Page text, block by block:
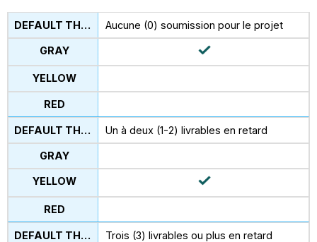
Aucune (0) soumission pour le projet
Un à deux (1-2) livrables en retard
Trois (3) livrables ou plus en retard